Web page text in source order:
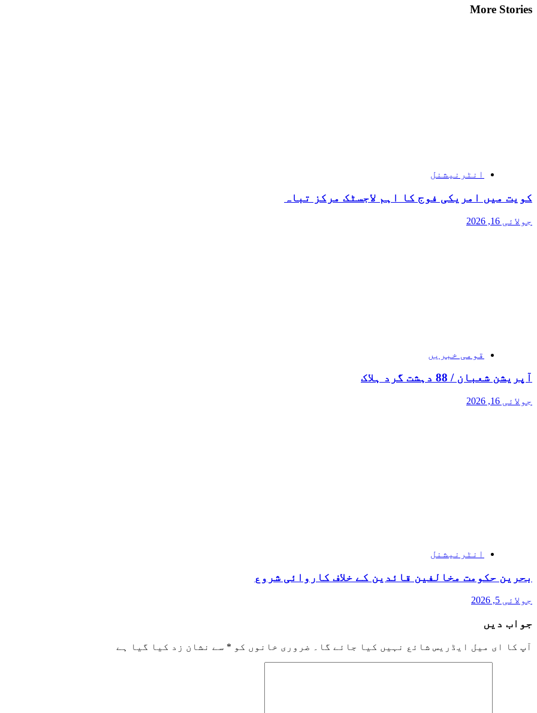
More Stories
انٹرنیشنل
کویت میں امریکی فوج کا اہم لاجسٹک مرکز تباہ
جولائی 16, 2026
قومی خبریں
آپریشن شعبان / 88 دہشت گرد ہلاک
جولائی 16, 2026
انٹرنیشنل
بحرین حکومت مخالفین قائدین کے خلاف کاروائی شروع
جولائی 5, 2026
جواب دیں
آپ کا ای میل ایڈریس شائع نہیں کیا جائے گا۔ ضروری خانوں کو * سے نشان زد کیا گیا ہے